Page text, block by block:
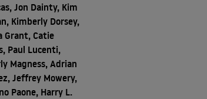
Jon Dainty, Kim
Kimberly Dorsey,
Grant, Catie
Paul Lucenti,
Magness, Adrian
Jeffrey Mowery,
Paone, Harry L.